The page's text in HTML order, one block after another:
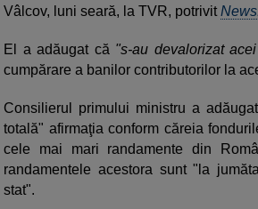
Vâlcov, luni seară, la TVR, potrivit
El a adăugat că "s-au devalorizat
cumpărare a banilor contributorilor la
Consilierul primului ministru a
totală" afirmaţia conform căreia
cele mai mari randamente din
randamentele acestora sunt "la
stat".